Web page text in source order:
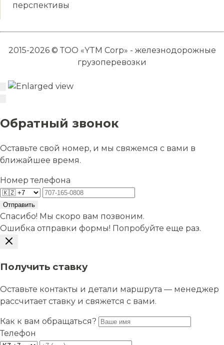
перспективы
2015-2026 © ТОО «YTM Corp» - железнодорожные
грузоперевозки
Обратный звонок
Оставьте свой номер, и мы свяжемся с вами в
ближайшее время.
Номер телефона
Отправить
Спасибо! Мы скоро вам позвоним.
Ошибка отправки формы! Попробуйте еще раз.
Получить ставку
Оставьте контакты и детали маршрута — менеджер
рассчитает ставку и свяжется с вами.
Как к вам обращаться?
Телефон